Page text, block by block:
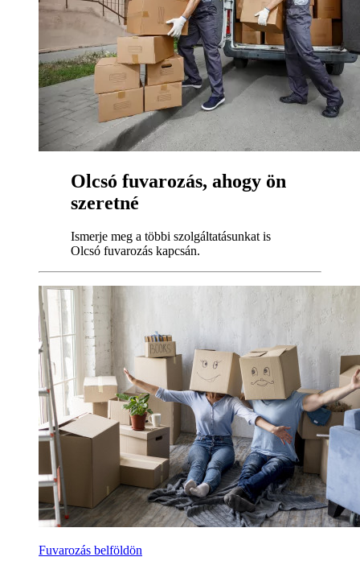
Olcsó fuvarozás, ahogy ön
szeretné
Ismerje meg a többi szolgáltatásunkat is
Olcsó fuvarozás kapcsán.
Fuvarozás belföldön